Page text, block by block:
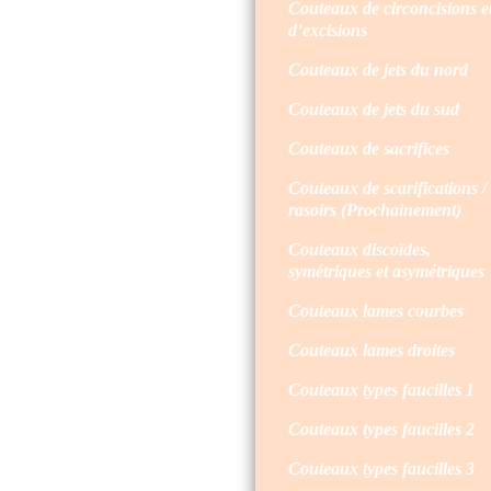
Couteaux de circoncisions
d’excisions
Couteaux de jets du nord
Couteaux de jets du sud
Couteaux de sacrifices
Couteaux de scarifications /
rasoirs (Prochainement)
Couteaux discoïdes,
symétriques et asymétriques
Couteaux lames courbes
Couteaux lames droites
Couteaux types faucilles 1
Couteaux types faucilles 2
Couteaux types faucilles 3